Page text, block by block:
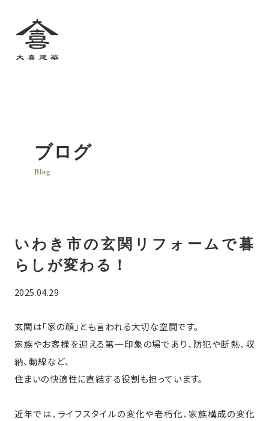
ブログ
Blog
いわき市の玄関リフォームで暮
らしが変わる！
2025.04.29
玄関は「家の顔」とも言われる大切な空間です。
家族やお客様を迎える第一印象の場であり、防犯や断熱、収
納、動線など、
住まいの快適性に直結する役割も担っています。
近年では、ライフスタイルの変化や老朽化、家族構成の変化